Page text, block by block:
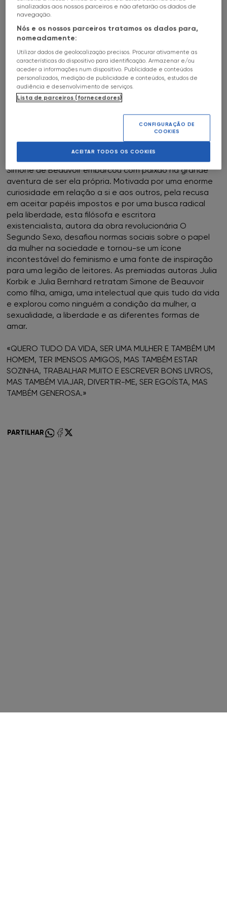
HALL OF FAME
SOBRE
FNAC Alfragide
FNAC AlgarveShopping
FNAC Almada
FNAC Amoreiras
FNAC Braga
FNAC Cascais
FNAC Castelo Branco
FNAC Chiado
FNAC Colombo
FNAC Évora
FNAC Gaia
FNAC Guimarães
16Jun-31JulcDate
ENTRADA LIVRE
SIMONE DE BEAUVOIR
FNAC CHIADO
UMA BIOGRAFIA ÚNICA E APAIXONANTE QUE MERGULHA
NA VIDA DE UMA DAS MULHERES MAIS INFLUENTES DE
Desde a infância, numa época em que as mulheres não
podiam estudar, votar ou escolher a sua profissão,
Simone de Beauvoir embarcou com paixão na grande
aventura de ser ela própria. Motivada por uma enorme
curiosidade em relação a si e aos outros, pela recusa
em aceitar papéis impostos e por uma busca radical
pela liberdade, esta filósofa e escritora
existencialista, autora da obra revolucionária O
Segundo Sexo, desafiou normas sociais sobre o papel
da mulher na sociedade e tornou-se um ícone
incontestável do feminismo e uma fonte de inspiração
para uma legião de leitores. As premiadas autoras Julia
Korbik e Julia Bernhard retratam Simone de Beauvoir
como filha, amiga, uma intelectual que quis tudo da vida
e explorou como ninguém a condição da mulher, a
sexualidade, a liberdade e as diferentes formas de
amar.
«QUERO TUDO DA VIDA, SER UMA MULHER E TAMBÉM UM
HOMEM, TER IMENSOS AMIGOS, MAS TAMBÉM ESTAR
SOZINHA, TRABALHAR MUITO E ESCREVER BONS LIVROS,
MAS TAMBÉM VIAJAR, DIVERTIR-ME, SER EGOÍSTA, MAS
TAMBÉM GENEROSA.»
PARTILHAR
sinalizadas aos nossos parceiros e não afetarão os dados de
navegação.
Nós e os nossos parceiros tratamos os dados para,
nomeadamente:
Utilizar dados de geolocalização precisos. Procurar ativamente as
características do dispositivo para identificação. Armazenar e/ou
aceder a informações num dispositivo. Publicidade e conteúdos
personalizados, medição de publicidade e conteúdos, estudos de
audiência e desenvolvimento de serviços.
Lista de parceiros (fornecedores)
CONFIGURAÇÃO DE
COOKIES
ACEITAR TODOS OS COOKIES